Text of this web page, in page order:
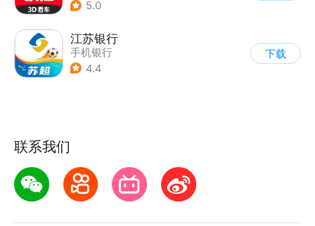
5.0
江苏银行
手机银行
4.4
下载
联系我们